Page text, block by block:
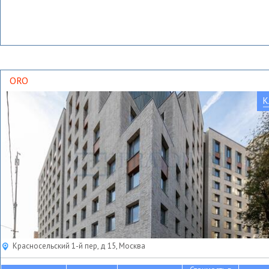
ORO
Красносельский 1-й пер, д 15, Москва